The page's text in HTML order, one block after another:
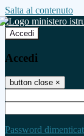
Salta al contenuto
Accedi
Accedi
button close ×
Password